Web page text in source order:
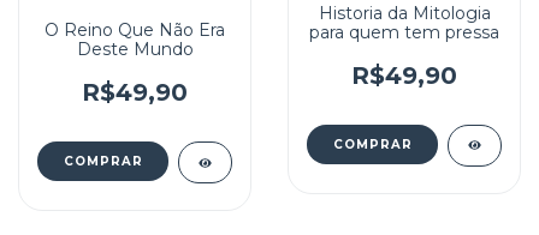
O Reino Que Não Era
Deste Mundo
R$49,90
Historia da Mitologia
para quem tem pressa
R$49,90